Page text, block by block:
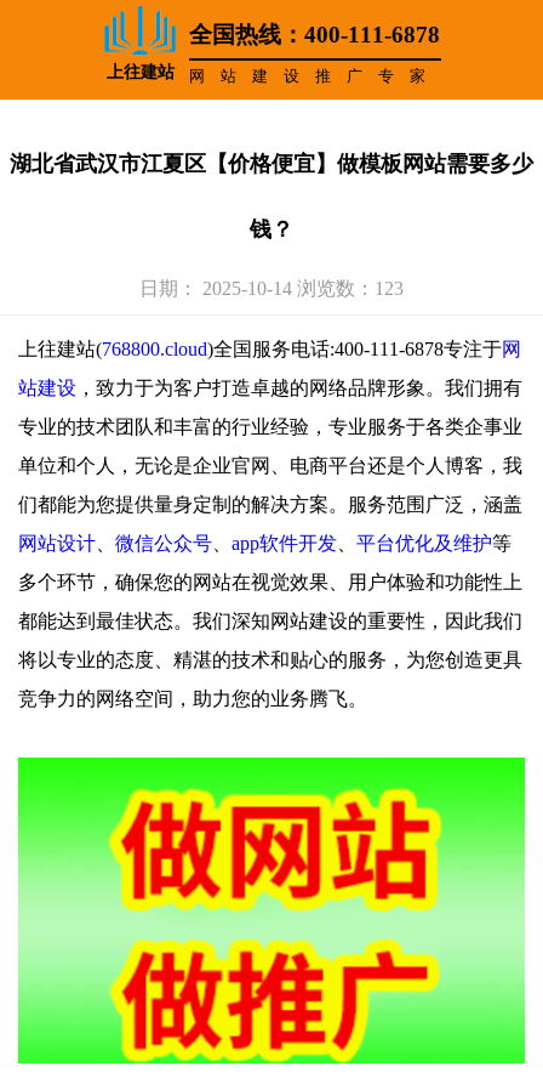
上往建站
全国热线：400-111-6878
网站建设推广专家
湖北省武汉市江夏区【价格便宜】做模板网站需要多少
钱？
日期： 2025-10-14 浏览数：123
上往建站(768800.cloud)全国服务电话:400-111-6878专注于网
站建设 ，致力于为客户打造卓越的网络品牌形象。我们拥有
专业的技术团队和丰富的行业经验，专业服务于各类企事业
单位和个人，无论是企业官网、电商平台还是个人博客，我
们都能为您提供量身定制的解决方案。服务范围广泛，涵盖
网站设计
微信公众号 app软件开发 平台优化及维护等
多个环节，确保您的网站在视觉效果、用户体验和功能性上
都能达到最佳状态。我们深知网站建设的重要性，因此我们
将以专业的态度、精湛的技术和贴心的服务，为您创造更具
竞争力的网络空间，助力您的业务腾飞。